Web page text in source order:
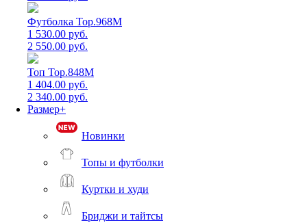
Футболка Top.968M
1 530.00 руб.
2 550.00 руб.
Топ Top.848M
1 404.00 руб.
2 340.00 руб.
Размер+
Новинки
Топы и футболки
Куртки и худи
Бриджи и тайтсы